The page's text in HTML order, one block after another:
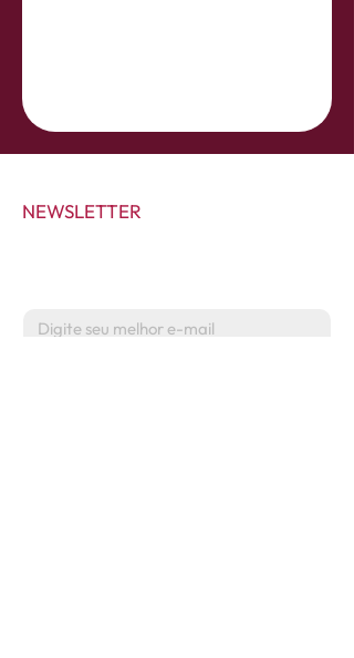
NEWSLETTER